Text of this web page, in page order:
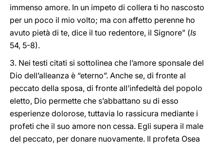
immenso amore. In un impeto di collera ti ho nascosto
per un poco il mio volto; ma con affetto perenne ho
avuto pietà di te, dice il tuo redentore, il Signore” (Is
54, 5-8).
3. Nei testi citati si sottolinea che l’amore sponsale del
Dio dell’alleanza è “eterno”. Anche se, di fronte al
peccato della sposa, di fronte all’infedeltà del popolo
eletto, Dio permette che s’abbattano su di esso
esperienze dolorose, tuttavia lo rassicura mediante i
profeti che il suo amore non cessa. Egli supera il male
del peccato, per donare nuovamente. Il profeta Osea